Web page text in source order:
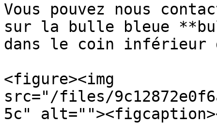
Vous pouvez nous
sur la bulle bleue
dans le coin inférieur
<figure><img
src="/files/
5c"